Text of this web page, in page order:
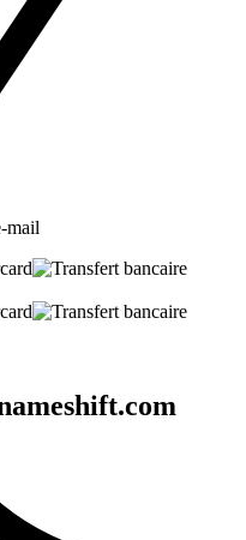
mail